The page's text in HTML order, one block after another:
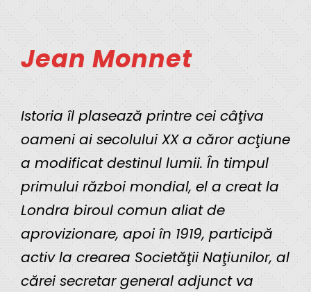
Jean Monnet
Istoria îl plasează printre cei câţiva
oameni ai secolului XX a căror acţiune
a modificat destinul lumii. În timpul
primului război mondial, el a creat la
Londra biroul comun aliat de
aprovizionare, apoi în 1919, participă
activ la crearea Societăţii Naţiunilor, al
cărei secretar general adjunct va